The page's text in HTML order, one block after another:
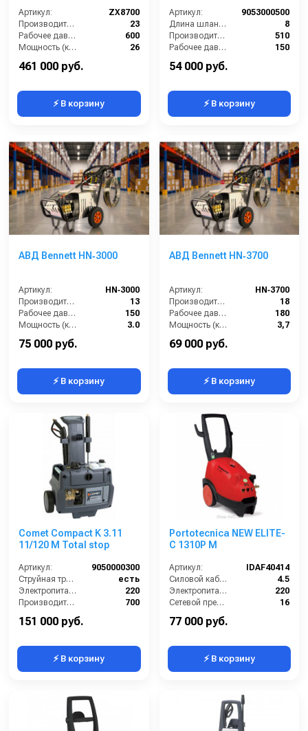
Артикул:
ZX8700
Производительность (л/мин):
23
Рабочее давление (бар):
600
Мощность (кВт):
26
461 000 руб.
⚡ В корзину
Артикул:
9053000500
Длина шланга ВД (м):
8
Производительность (л/ч):
510
Рабочее давление (бар):
150
54 000 руб.
⚡ В корзину
АВД Bennett HN‑3000
Артикул:
HN‑3000
Производительность (л/мин):
13
Рабочее давление (бар):
150
Мощность (кВт):
3.0
Электропитание (В):
75 000 руб.
⚡ В корзину
АВД Bennett HN‑3700
Артикул:
HN‑3700
Производительность (л/мин):
18
Рабочее давление (бар):
180
Мощность (кВт):
3,7
Электропитание (В):
69 000 руб.
⚡ В корзину
Comet Compact K 3.11
11/120 M Total stop
Артикул:
9050000300
Струйная трубка (копьё):
есть
Электропитание (В):
220
Производительность (л/ч):
700
151 000 руб.
⚡ В корзину
Portotecnica NEW ELITE-
C 1310P M
Артикул:
IDAF40414
Силовой кабель (м):
4.5
Электропитание (В):
220
Сетевой предохранитель (А):
16
Производительность (л/ч):
77 000 руб.
⚡ В корзину